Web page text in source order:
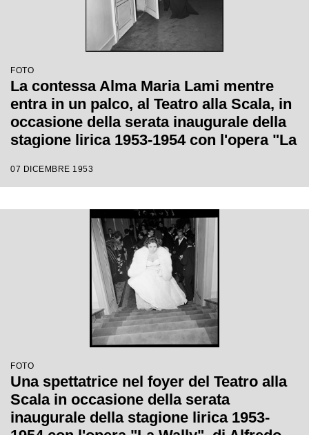
FOTO
La contessa Alma Maria Lami mentre
entra in un palco, al Teatro alla Scala, in
occasione della serata inaugurale della
stagione lirica 1953-1954 con l'opera "La
Carlo Maria Giulini, con la regia di
07 DICEMBRE 1953
FOTO
Una spettatrice nel foyer del Teatro alla
Scala in occasione della serata
inaugurale della stagione lirica 1953-